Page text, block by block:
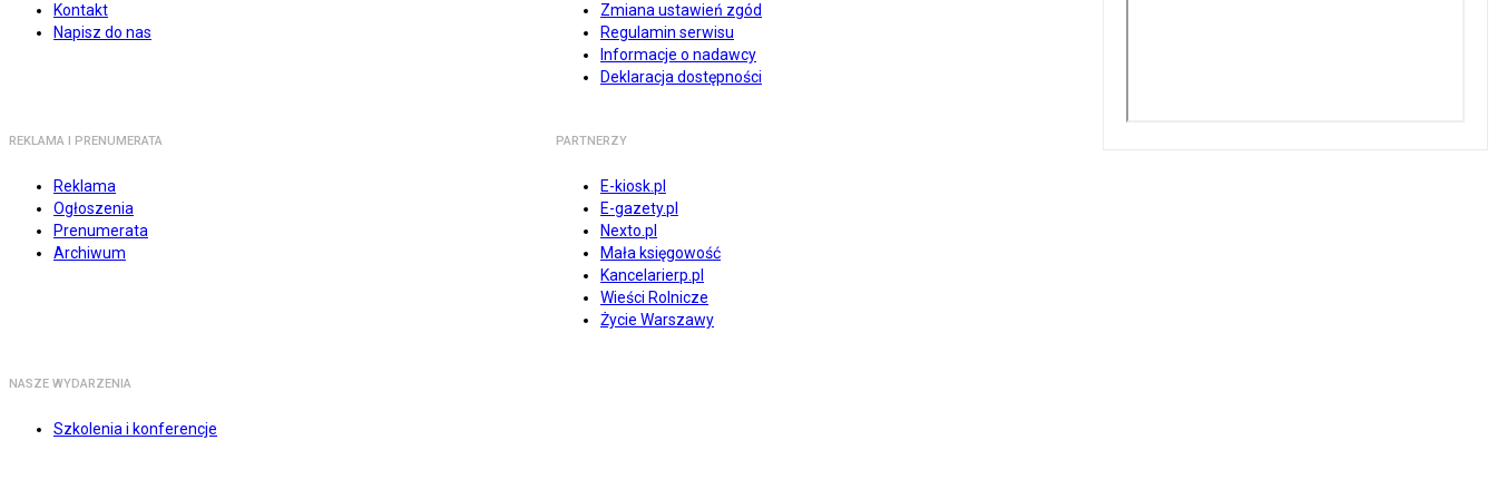
Kontakt
Napisz do nas
Zmiana ustawień zgód
Regulamin serwisu
Informacje o nadawcy
Deklaracja dostępności
REKLAMA I PRENUMERATA
Reklama
Ogłoszenia
Prenumerata
Archiwum
PARTNERZY
E-kiosk.pl
E-gazety.pl
Nexto.pl
Mała księgowość
Kancelarierp.pl
Wieści Rolnicze
Życie Warszawy
NASZE WYDARZENIA
Szkolenia i konferencje